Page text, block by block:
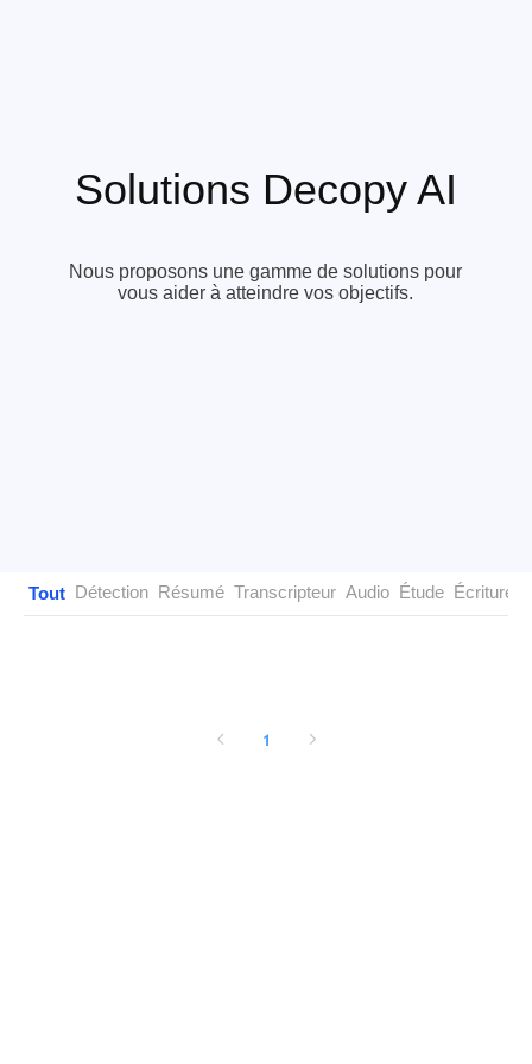
Solutions Decopy AI
Nous proposons une gamme de solutions pour
vous aider à atteindre vos objectifs.
Tout Détection Résumé Transcripteur Audio Étude Écriture
1